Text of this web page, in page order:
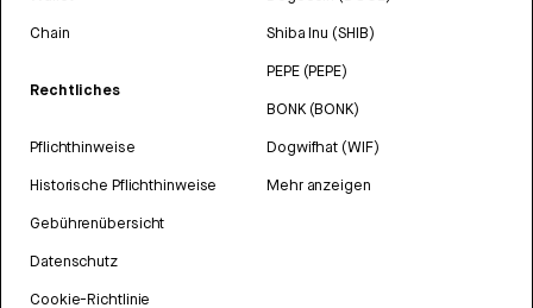
Chain
Rechtliches
Pflichthinweise
Historische Pflichthinweise
Gebührenübersicht
Datenschutz
Cookie-Richtlinie
Shiba Inu (SHIB)
PEPE (PEPE)
BONK (BONK)
Dogwifhat (WIF)
Mehr anzeigen